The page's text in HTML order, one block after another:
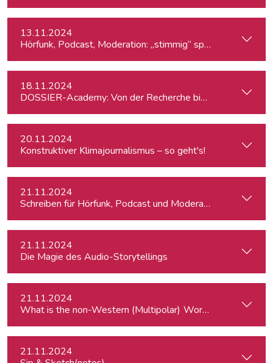
13.11.2024
Hörfunk, Podcast, Moderation: „stimmig“ sprechen
18.11.2024
DOSSIER-Academy: Von der Recherche bis zur
20.11.2024
Konstruktiver Klimajournalismus – so geht's!
21.11.2024
Schreiben für Hörfunk, Podcast und Moderation
21.11.2024
Die Magie des Audio-Storytellings
21.11.2024
What is
21.11.2024